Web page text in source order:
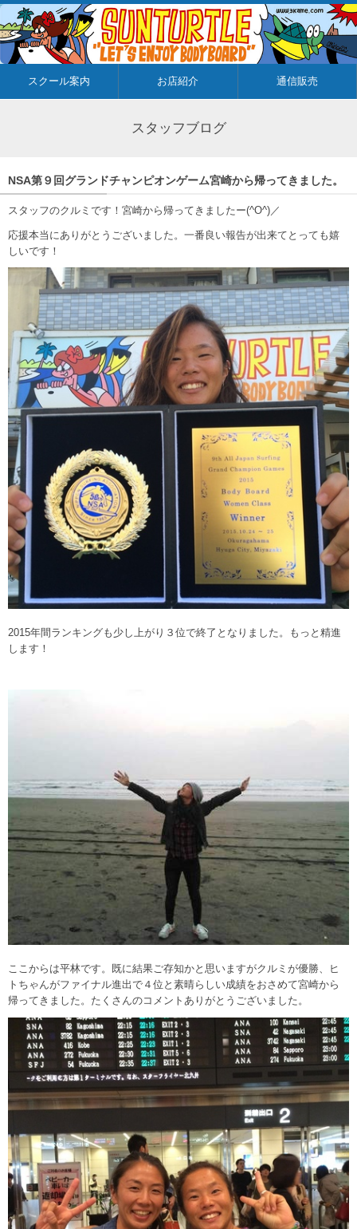
スクール案内 お店紹介 通信販売
スタッフブログ
NSA第９回グランドチャンピオンゲーム宮崎から帰ってきました。
スタッフのクルミです！宮崎から帰ってきましたー(^O^)／
応援本当にありがとうございました。一番良い報告が出来てとっても嬉
しいです！
2015年間ランキングも少し上がり３位で終了となりました。もっと精進
します！
ここからは平林です。既に結果ご存知かと思いますがクルミが優勝、ヒ
トちゃんがファイナル進出で４位と素晴らしい成績をおさめて宮崎から
帰ってきました。たくさんのコメントありがとうございました。